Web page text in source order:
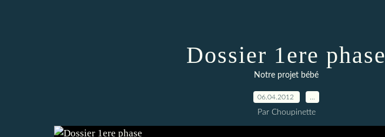
Dossier 1ere phase
Notre projet bébé
06.04.2012
Par Choupinette